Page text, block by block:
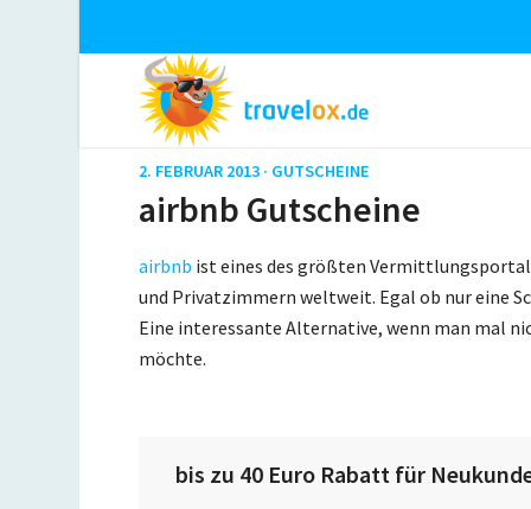
2. FEBRUAR 2013 · GUTSCHEINE
airbnb Gutscheine
airbnb ist eines des größten
und Privatzimmern weltweit. Egal ob nur eine
Eine interessante Alternative, wenn man mal
möchte.
bis zu 40 Euro Rabatt für